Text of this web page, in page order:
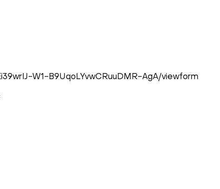
W1-B9UqoLYvwCRuuDMR-AgA/viewform